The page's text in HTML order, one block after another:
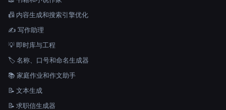
📠 内容生成和搜索引擎优化
✍️ 写作助理
💡 即时库与工程
🏷️ 名称、口号和命名生成器
📚 家庭作业和作文助手
📝 文本生成
📝 求职信生成器